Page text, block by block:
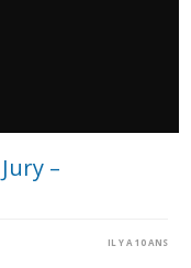
–
IL Y A 10 ANS